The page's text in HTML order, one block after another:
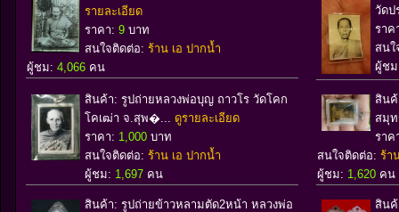
รายละเอียด
ราคา: 9 บาท
สนใจติดต่อ: ร้าน เอ ปากน้ำ
ผู้ชม: 4,066 คน
วัด
รา
สน
ผู้ช
สินค้า: รูปถ่ายหลวงพ่อบุญ ถาวโร วัดโคก
โคเฒ่า จ.สุพ�... ดูรายละเอียด
ราคา: 1,000 บาท
สนใจติดต่อ: ร้าน เอ ปากน้ำ
ผู้ชม: 1,697 คน
สินค้
สมุ
รา
สนใจติดต่อ: ร้า
ผู้ชม: 1,620 คน
สินค้า: รูปถ่ายข้าวหลามตัด2หน้า หลวงพ่อ
สินค้